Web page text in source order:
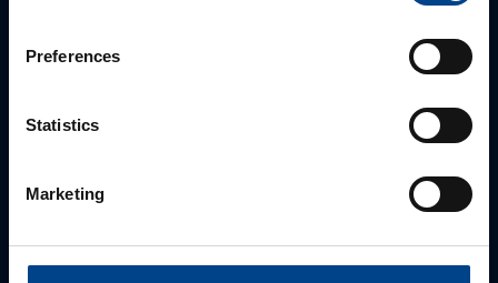
Preferences
Statistics
Marketing
0207 463 500